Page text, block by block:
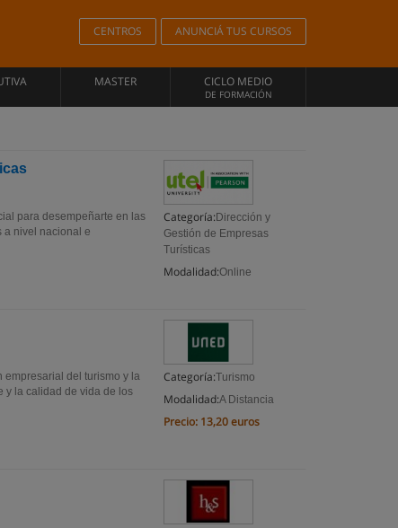
CENTROS ANUNCIÁ TUS CURSOS
MASTER CICLO MEDIO
DE FORMACIÓN
Categoría: Dirección y
Gestión de Empresas
Turísticas
Modalidad:Online
para desempeñarte en las
a nivel nacional e
Categoría:Turismo
Modalidad:A Distancia
Precio: 13,20 euros
empresarial del turismo y la
y la calidad de vida de los